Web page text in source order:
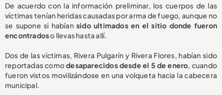
De acuerdo con la información preliminar, los cuerpos de las
víctimas tenían heridas causadas por arma de fuego, aunque no
se supone si habíansido ultimados en el sitio donde fueron
encontradoso llevas hasta allí.
Dos de las víctimas, Rivera Pulgarín y Rivera Flores, habían sido
reportadas comodesaparecidos desde el 5 de enero, cuando
fueron vistos movilizándose en una volqueta hacia la cabecera
municipal.